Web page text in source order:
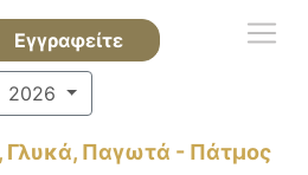
Εγγραφείτε
2026
Γλυκά, Παγωτά - Πάτμος